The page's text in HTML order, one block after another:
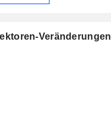
Veränderungen